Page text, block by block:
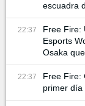
escuadra
la tabla
22:37
Free Fire:
Esports
Osaka
22:37
Free Fire:
primer día